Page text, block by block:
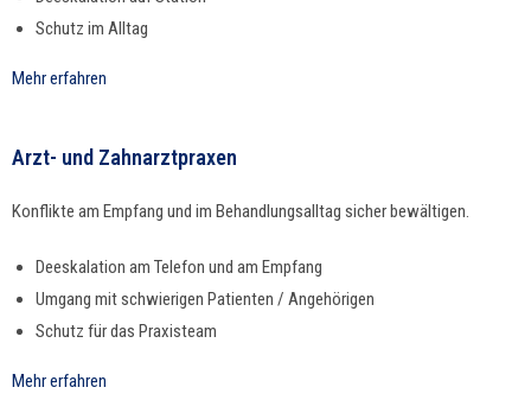
Schutz im Alltag
Mehr erfahren
Arzt- und Zahnarztpraxen
Kon­flik­te am Emp­fang und im Behand­lungsall­t­ag sich­er bewältigen.
Deeskala­tion am Tele­fon und am Empfang
Umgang mit schwieri­gen Patien­ten / Angehörigen
Schutz für das Praxisteam
Mehr erfahren